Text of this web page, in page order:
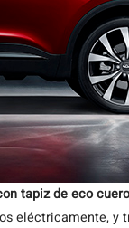
tapiz de eco cuero
eléctricamente, y